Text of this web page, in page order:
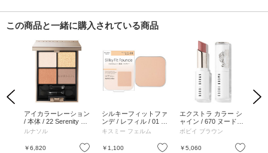
この商品と一緒に購入されている商品
Previous
お気に入り
アイカラーレーション
/ 本体 / 22 Serenity Fu
sion / 6.7g
ルナソル
￥6,820 お気に入り
シルキーフィットファ
ンデ / レフィル / 01 ラ
イトオークル / 8.8g
キスミー フェルム
￥1,100 お気に入り
エクストラ カラー シ
ャイン / 670 ヌードシ
ュガー / 3g
ボビイ ブラウン
￥5,060
Next